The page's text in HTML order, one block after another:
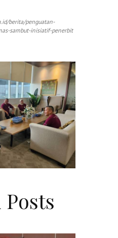
berita/penguatan-
sambut-inisiatif-penerbit